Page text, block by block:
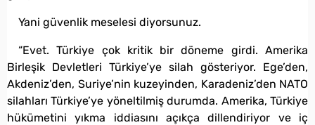
Yani güvenlik meselesi diyorsunuz.
“Evet. Türkiye çok kritik bir döneme girdi. Amerika
Birleşik Devletleri Türkiye’ye silah gösteriyor. Ege’den,
Akdeniz’den, Suriye’nin kuzeyinden, Karadeniz’den NATO
silahları Türkiye’ye yöneltilmiş durumda. Amerika, Türkiye
hükümetini yıkma iddiasını açıkça dillendiriyor ve iç